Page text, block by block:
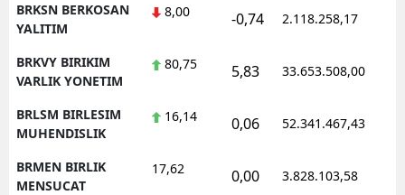
BRKSN BERKOSAN
YALITIM
8,00 -0,74 2.118.258,17
BRKVY BIRIKIM
VARLIK YONETIM
80,75 5,83 33.653.508,00
BRLSM BIRLESIM
MUHENDISLIK
16,14 0,06 52.341.467,43
BRMEN BIRLIK
MENSUCAT
17,62 0,00 3.828.103,58